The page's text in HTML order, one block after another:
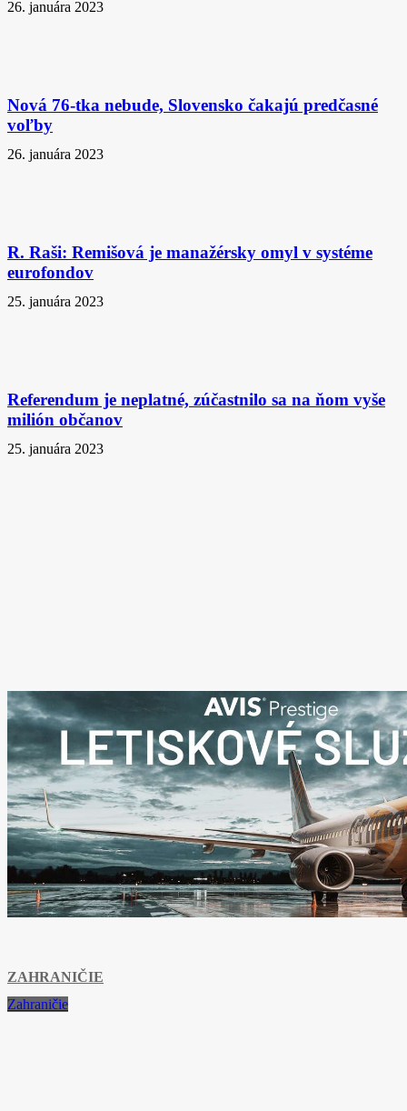
26. januára 2023
Nová 76-tka nebude, Slovensko čakajú predčasné
voľby
26. januára 2023
R. Raši: Remišová je manažérsky omyl v systéme
eurofondov
25. januára 2023
Referendum je neplatné, zúčastnilo sa na ňom vyše
milión občanov
25. januára 2023
ZAHRANIČIE
Zahraničie